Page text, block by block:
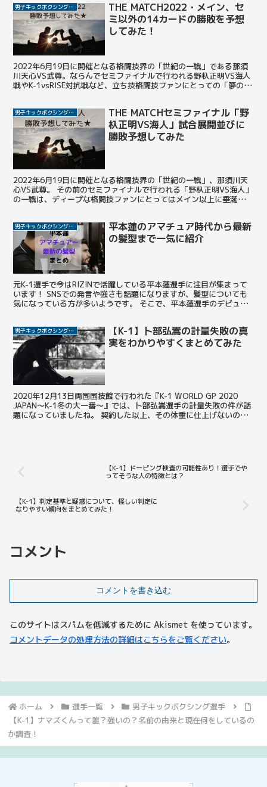
男子キックボクシング選手
THE MATCH2022・メイン、セ
ミ以外の14カードの勝敗を予想
してみた！
2022年6月19日に開催となる格闘技界の「世紀の一戦」である那須
川天心VS武尊。ならんでセミファイナルで行われる野杁正明VS海人
戦やK-1vsRISE対抗戦など、立ち技格闘技ファンにとっての「夢のカ
男子キックボクシング選手
THE MATCHセミファイナル「野
杁正明VS海人」試合展開並びに
勝敗予想してみた
2022年6月19日に開催となる格闘技界の「世紀の一戦」、那須川天
心VS武尊。 その前のセミファイナルで行われる「野杁正明VS海人」
の一戦は、ディープな格闘技ファンにとってはメイン以上に垂涎の
男子キックボクシング選手
平本蓮のアマチュア時代から最新
の髪型まで一気に紹介
元K-1選手で今はRIZINで活躍している平本蓮選手に注目が集まって
います！ SNSでの発言や強さも話題になりますが、髪型についても
気になっている方が多いようです。 そこで、平本蓮選手のデビュー
男子キックボクシング選手
【K-1】卜部弘嵩の計量失敗の真
実をわかりやすくまとめてみた
2020年12月13日両国国技館で行われた『K-1 WORLD GP 2020
JAPAN～K-1冬の大一番～』では、卜部弘嵩選手の計量失敗の件が話
題になっていましたね。 契約した以上、その体重に仕上げないのは
【K-1】ドーピング検査の可能性あり！選手でや
ってそうな人の特徴とは？
【K-1】判定基準と疑惑について、怪しい判定に
なりやすい傾向をまとめてみた！
コメント
コメントを書き込む
このサイトはスパムを低減するために Akismet を使っています。
コメントデータの処理方法の詳細はこちらをご覧ください。
ホーム 選手一覧
男子キックボクシング選手
【K-1】ナマズくんって誰？強いの？名前の由来と現在何をしているの
か調査！